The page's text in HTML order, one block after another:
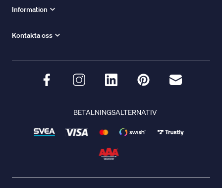
Information
Kontakta oss
BETALNINGSALTERNATIV